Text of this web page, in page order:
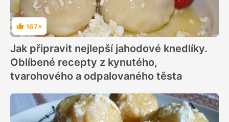
Hodnocení
167×
Jak připravit nejlepší jahodové knedlíky.
Oblíbené recepty z kynutého,
tvarohového a odpalovaného těsta